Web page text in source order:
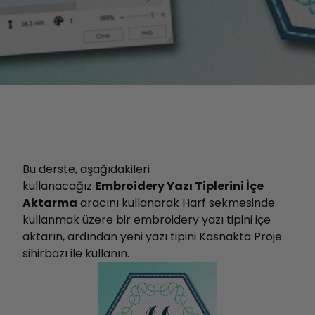
Bu derste, aşağıdakileri
kullanacağız Embroidery Yazı Tiplerini İçe
Aktarma aracını kullanarak Harf sekmesinde
kullanmak üzere bir embroidery yazı tipini içe
aktarın, ardından yeni yazı tipini Kasnakta Proje
sihirbazı ile kullanın.